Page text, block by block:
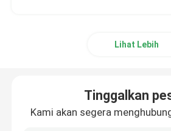
Kit Sambungan Rel
Lihat Lebih
Tinggalkan
Kami akan segera